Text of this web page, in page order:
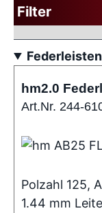
Filter
Federleisten
hm2.0
Art.Nr. 244-
Polzahl 125,
1.44 mm